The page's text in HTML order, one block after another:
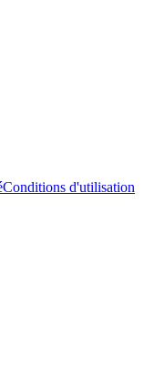
Conditions d'utilisation